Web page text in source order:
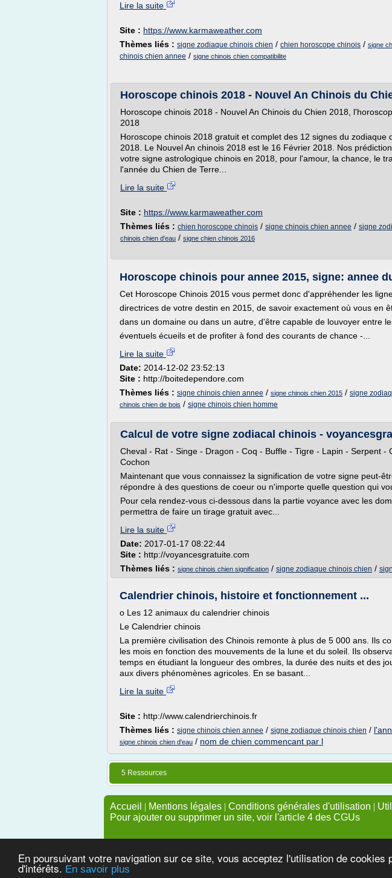
En poursuivant votre navigation sur ce site, vous acceptez l'utilisation de
d'intérêts. En savoir plus
Lire la suite
Site : https://www.karmaweather.com
Thèmes liés : signe zodiaque chinois chien / chien horoscope chinois / signe
chinois chien annee / signe chinois chien compatibilite
Horoscope chinois 2018 - Nouvel An Chinois du
Horoscope chinois 2018 - Nouvel An Chinois du Chien 2018,
2018
Horoscope chinois 2018 gratuit et complet des 12 signes du zodiaque
2018. Le Nouvel An chinois 2018 est le 16 Février 2018. Nos
votre signe astrologique chinois en 2018, pour l'amour, la chance, le
l'année du Chien de Terre...
Lire la suite
Site : https://www.karmaweather.com
Thèmes liés : chien horoscope chinois / signe chinois chien annee / signe
chinois chien d'eau / signe chien chinois 2016
Horoscope chinois pour annee 2015, signe: annee
Cet Horoscope Chinois 2015 vous permet donc d'appréhender les
directrices de votre destin en 2015, de savoir exactement où vous en
dans un domaine ou dans un autre, d'être capable de louvoyer entre
éventuels écueils et de profiter à fond des courants de chance -...
Lire la suite
Date: 2014-12-02 23:52:13
Site : http://boitedependore.com
Thèmes liés : signe chinois chien annee / signe chinois chien 2015 / signe
chinois chien de bois / signe chinois chien homme
Calcul de votre signe zodiacal chinois -
Cheval - Rat - Singe - Dragon - Coq - Buffle - Tigre - Lapin - Serpent -
Cochon
Maintenant que vous connaissez la signification de votre signe peut-
répondre à des questions de coeur ou n'importe quelle question qui
Pour cela rendez-vous ci-dessous dans la partie voyance avec les
permettra de faire un tirage gratuit avec...
Lire la suite
Date: 2017-01-17 08:22:44
Site : http://voyancesgratuite.com
Thèmes liés : signe chinois chien signification / signe zodiaque chinois chien /
Calendrier chinois, histoire et fonctionnement ...
o Les 12 animaux du calendrier chinois
Le Calendrier chinois
La première civilisation des Chinois remonte à plus de 5 000 ans. Ils
les mois en fonction des mouvements de la lune et du soleil. Ils
temps en étudiant la longueur des ombres, la durée des nuits et des
aux divers phénomènes agricoles. En se basant...
Lire la suite
Site : http://www.calendrierchinois.fr
Thèmes liés : signe chinois chien annee / signe zodiaque chinois chien /
signe chinois chien d'eau / nom de chien commencant par l
5 Ressources
Accueil | Mentions légales | Conditions générales d'utilisation |
Pour ajouter ou supprimer un site, voir l'article 4 des CGUs